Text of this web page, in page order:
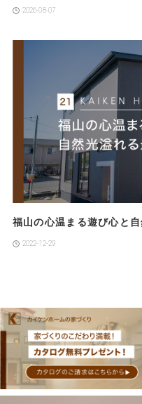
2026-08-07
福山の心温まる遊び心と
2022-12-29